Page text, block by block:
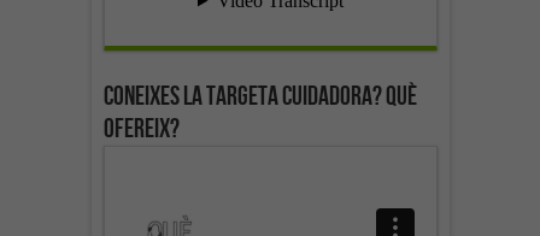
Coneixes la targeta cuidadora? Què
ofereix?